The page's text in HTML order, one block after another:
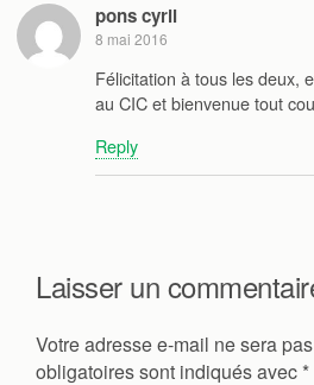
pons cyril
8 mai 2016
Félicitation à tous les deux,
au CIC et bienvenue tout
Reply
Laisser un
Votre adresse e-mail ne sera
obligatoires sont indiqués avec *